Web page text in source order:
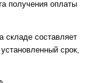
получения оплаты
складе составляет
срок,